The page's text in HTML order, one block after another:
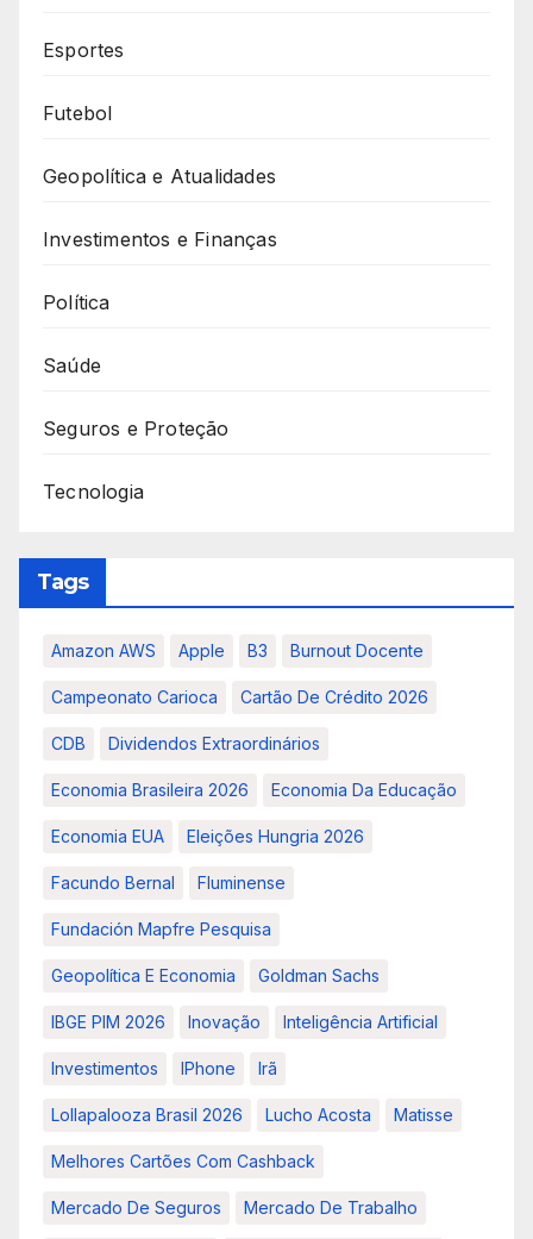
Esportes
Futebol
Geopolítica e Atualidades
Investimentos e Finanças
Política
Saúde
Seguros e Proteção
Tecnologia
Tags
Amazon AWS Apple B3 Burnout Docente
Campeonato Carioca Cartão De Crédito 2026
CDB Dividendos Extraordinários
Economia Brasileira 2026 Economia Da Educação
Economia EUA Eleições Hungria 2026
Facundo Bernal Fluminense
Fundación Mapfre Pesquisa
Geopolítica E Economia Goldman Sachs
IBGE PIM 2026 Inovação Inteligência Artificial
Investimentos IPhone Irã
Lollapalooza Brasil 2026 Lucho Acosta Matisse
Melhores Cartões Com Cashback
Mercado De Seguros Mercado De Trabalho